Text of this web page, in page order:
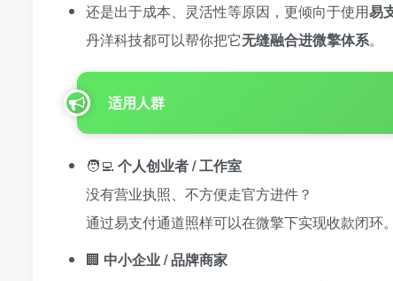
还是出于成本、灵活性等原因，更倾向于使用易
丹洋科技都可以帮你把它无缝融合进微擎体系。
适用人群
🧑‍💻 个人创业者 / 工作室
没有营业执照、不方便走官方进件？
通过易支付通道照样可以在微擎下实现收款闭环。
🏢 中小企业 / 品牌商家